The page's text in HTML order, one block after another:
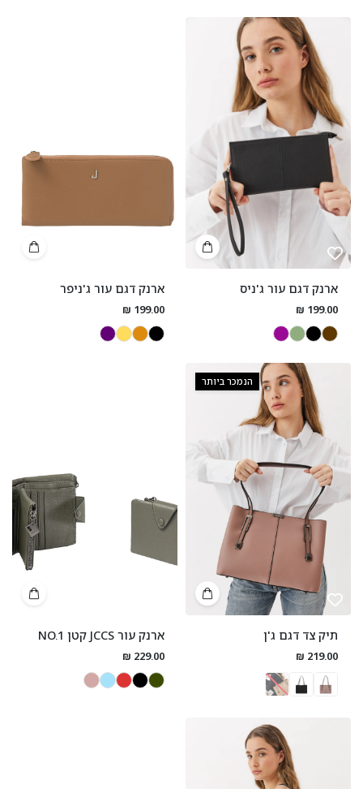
ארנק דגם עור ג'ניס
199.00 ₪
ארנק דגם עור ג'ניפר
199.00 ₪
הנמכר ביותר
תיק צד דגם ג'ן
219.00 ₪
ארנק עור JCCS קטן NO.1
229.00 ₪